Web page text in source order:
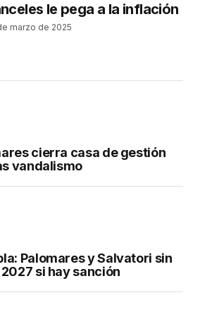
le pega a la inflación
marzo de 2025
cierra casa de gestión
vandalismo
Palomares y Salvatori sin
si hay sanción